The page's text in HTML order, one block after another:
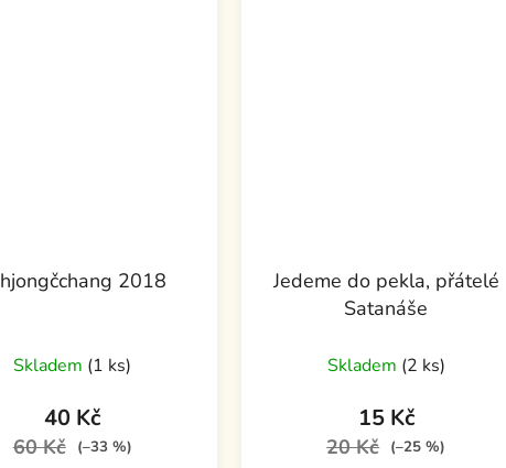
2018
Skladem (1 ks)
40 Kč
60 Kč (–33 %)
Jedeme do pekla, přátelé
Satanáše
Skladem (2 ks)
15 Kč
20 Kč (–25 %)